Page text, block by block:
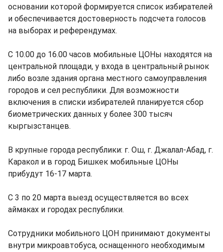
основании которой формируется список избирателей
и обеспечивается достоверность подсчета голосов
на выборах и референдумах.
С 10.00 до 16.00 часов мобильные ЦОНы находятся на
центральной площади, у входа в центральный рынок
либо возле здания органа местного самоуправления
городов и сел республики. Для возможности
включения в списки избирателей планируется сбор
биометрических данных у более 300 тысяч
кыргызстанцев.
В крупные города республики: г. Ош, г. Джалал-Абад, г.
Каракол и в город Бишкек мобильные ЦОНы
прибудут 16-17 марта.
С 3 по 20 марта выезд осуществляется во всех
аймаках и городах республики.
Сотрудники мобильного ЦОН принимают документы
внутри микроавтобуса, оснащенного необходимым